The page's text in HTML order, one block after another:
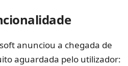
anunciou a chegada de
aguardada pelo utilizador: